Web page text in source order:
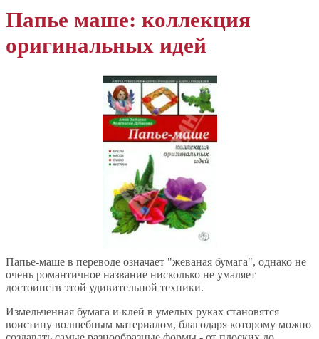
Папье маше: коллекция
оригинальных идей
Папье-маше в переводе означает "жеваная бумага", однако не
очень романтичное название нисколько не умаляет
достоинств этой удивительной техники.
Измельченная бумага и клей в умелых руках становятся
воистину волшебным материалом, благодаря которому можно